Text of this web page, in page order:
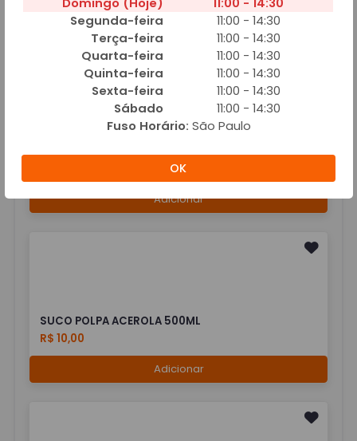
Adicionar
Adicionar
SUCO POLPA ACEROLA 500ML
R$ 10,00
Adicionar
Segunda-feira
11:00 - 14:30
Terça-feira
11:00 - 14:30
Quarta-feira
11:00 - 14:30
Quinta-feira
11:00 - 14:30
Sexta-feira
11:00 - 14:30
Sábado
11:00 - 14:30
Fuso Horário: São Paulo
OK